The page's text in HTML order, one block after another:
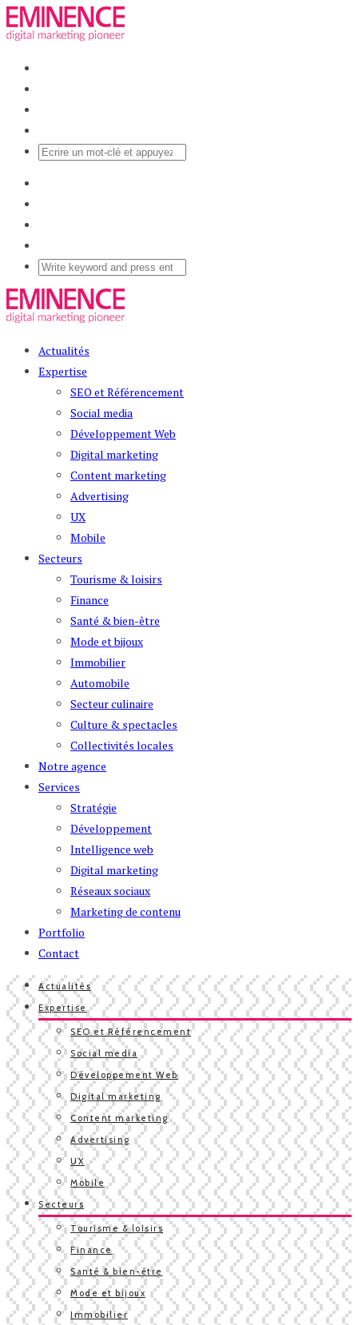
Actualités
Expertise
SEO et Référencement
Social media
Développement Web
Digital marketing
Content marketing
Advertising
UX
Mobile
Secteurs
Tourisme & loisirs
Finance
Santé & bien-être
Mode et bijoux
Immobilier
Automobile
Secteur culinaire
Culture & spectacles
Collectivités locales
Notre agence
Services
Stratégie
Développement
Intelligence web
Digital marketing
Réseaux sociaux
Marketing de contenu
Portfolio
Contact
Actualités
Expertise
SEO et Référencement
Social media
Développement Web
Digital marketing
Content marketing
Advertising
UX
Mobile
Secteurs
Tourisme & loisirs
Finance
Santé & bien-être
Mode et bijoux
Immobilier